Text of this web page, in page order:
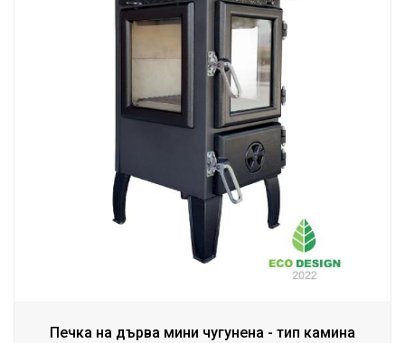
Печка на дърва мини чугунена - тип камина